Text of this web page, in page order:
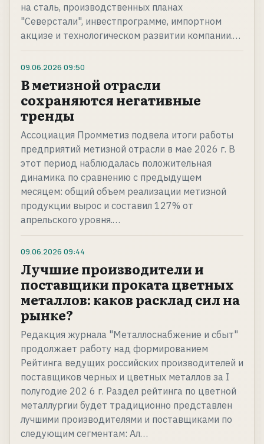
на сталь, производственных планах
"Северстали", инвестпрограмме, импортном
акцизе и технологическом развитии компании.…
09.06.2026 09:50
В метизной отрасли
сохраняются негативные
тренды
Ассоциация Промметиз подвела итоги работы
предприятий метизной отрасли в мае 2026 г. В
этот период наблюдалась положительная
динамика по сравнению с предыдущем
месяцем: общий объем реализации метизной
продукции вырос и составил 127% от
апрельского уровня.…
09.06.2026 09:44
Лучшие производители и
поставщики проката цветных
металлов: каков расклад сил на
рынке?
Редакция журнала "Металлоснабжение и сбыт"
продолжает работу над формированием
Рейтинга ведущих российских производителей и
поставщиков черных и цветных металлов за I
полугодие 202 6 г. Раздел рейтинга по цветной
металлургии будет традиционно представлен
лучшими производителями и поставщиками по
следующим сегментам: Ал…